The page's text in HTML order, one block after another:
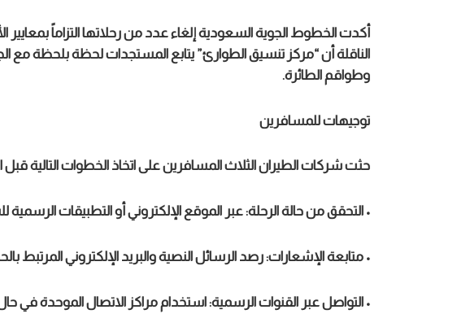
أكدت الخطوط الجوية السعودية إلغاء عدد من رحلاتها التزاماً
الناقلة أن “مركز تنسيق الطوارئ” يتابع المستجدات لحظة بلحظة
وطواقم الطائرة.
توجيهات للمسافرين
حثت شركات الطيران الثلاث المسافرين على اتخاذ الخطوات التالية قبل
• التحقق من حالة الرحلة: عبر الموقع الإلكتروني أو التطبيقات الرسمية
• متابعة الإشعارات: رصد الرسائل النصية والبريد الإلكتروني المرتبط
• التواصل عبر القنوات الرسمية: استخدام مراكز الاتصال الموحدة في